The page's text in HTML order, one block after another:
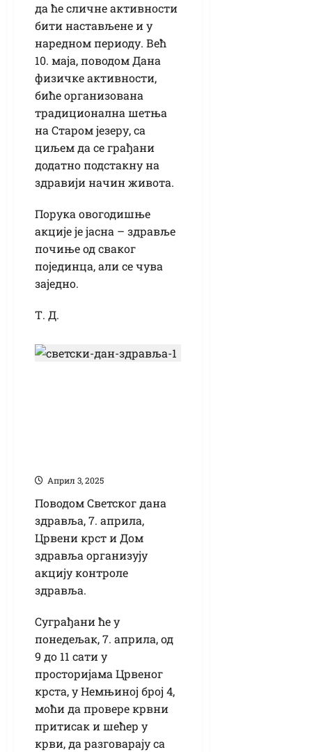
да ће сличне активности
бити настављене и у
наредном периоду. Већ
10. маја, поводом Дана
физичке активности,
биће организована
традиционална шетња
на Старом језеру, са
циљем да се грађани
додатно подстакну на
здравији начин живота.
Порука овогодишње
акције је јасна – здравље
почиње од сваког
појединца, али се чува
заједно.
Т. Д.
Април 3, 2025
Поводом Светског дана
здравља, 7. априла,
Црвени крст и Дом
здравља организују
акцију контроле
здравља.
Суграђани ће у
понедељак, 7. априла, од
9 до 11 сати у
просторијама Црвеног
крста, у Немњиној број 4,
моћи да провере крвни
притисак и шећер у
крви, да разговарају са